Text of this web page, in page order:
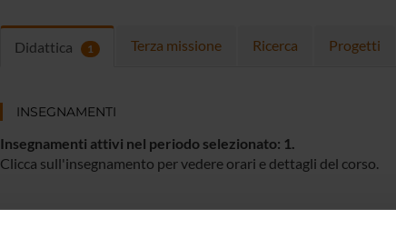
Didattica 1 Terza missione Ricerca Progetti
INSEGNAMENTI
Insegnamenti attivi nel periodo selezionato: 1.
Clicca sull'insegnamento per vedere orari e dettagli del corso.